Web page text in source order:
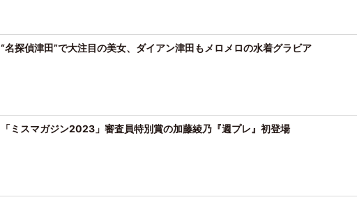
“名探偵津田”で大注目の美女、ダイアン津田もメロメロの水着グラビア
「ミスマガジン2023」審査員特別賞の加藤綾乃『週プレ』初登場